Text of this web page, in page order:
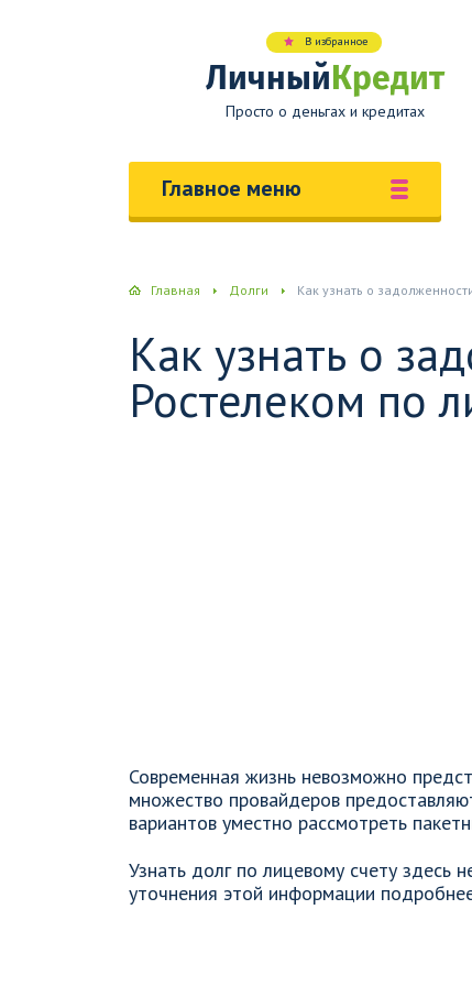
Личный Кредит
Просто о деньгах и кредитах
Главное меню
В избранное
Главная Долги Как узнать о
Как узнать о
Ростелеком по
Современная жизнь невозможно
множество провайдеров
вариантов уместно рассмотреть
Узнать долг по лицевому счету здесь
уточнения этой информации